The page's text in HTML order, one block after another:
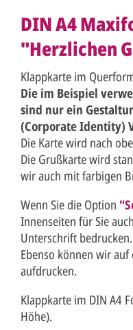
DIN A4
"Herzlichen
Klappkarte im
Die im Beispiel
sind nur ein
(Corporate Identity)
Die Karte wird nach
Die Grußkarte wird
wir auch mit farbigen
Wenn Sie die Option
Innenseiten für Sie
Unterschrift bedrucken.
Ebenso können wir
aufdrucken.
Klappkarte im DIN A4
Höhe).